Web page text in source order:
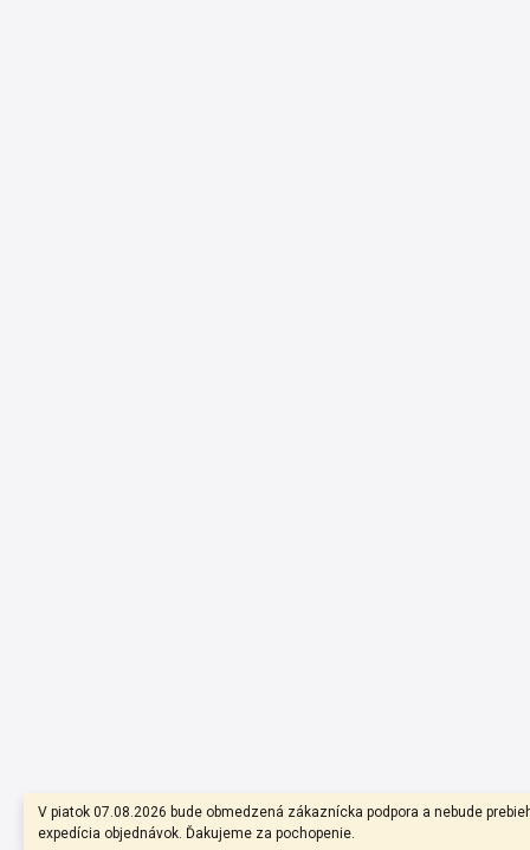
V piatok 07.08.2026 bude obmedzená zákaznícka podpora a nebude
expedícia objednávok. Ďakujeme za pochopenie.